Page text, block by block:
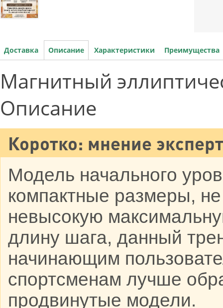
Доставка Описание Характеристики Преимущества
Магнитный
Описание
Коротко: мнение
Модель начального
компактные размеры,
невысокую
длину шага, данный
начинающим
спортсменам лучше
продвинутые модели.